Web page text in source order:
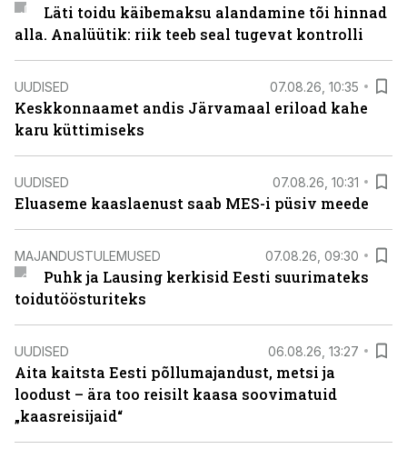
Läti toidu käibemaksu alandamine tõi hinnad
alla. Analüütik: riik teeb seal tugevat kontrolli
UUDISED 07.08.26, 10:35
Keskkonnaamet andis Järvamaal eriload kahe
karu küttimiseks
UUDISED 07.08.26, 10:31
Eluaseme kaaslaenust saab MES-i püsiv meede
MAJANDUSTULEMUSED 07.08.26, 09:30
Puhk ja Lausing kerkisid Eesti suurimateks
toidutöösturiteks
UUDISED 06.08.26, 13:27
Aita kaitsta Eesti põllumajandust, metsi ja
loodust – ära too reisilt kaasa soovimatuid
„kaasreisijaid“